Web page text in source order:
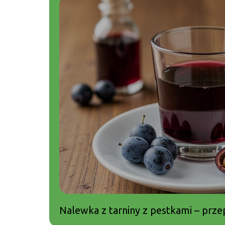
Nalewka z tarniny z pestkami –